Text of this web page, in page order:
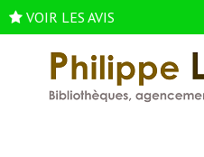
VOIR LES AVIS